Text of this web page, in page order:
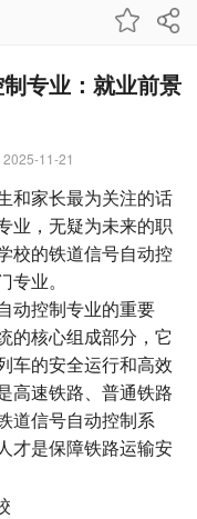
专业：就业前景
2025-11-21
家长最为关注的话
业，无疑为未来的职
校的铁道信号自动控
业。
控制专业的重要
的核心组成部分，它
车的安全运行和高效
高速铁路、普通铁路
道信号自动控制系
才是保障铁路运输安